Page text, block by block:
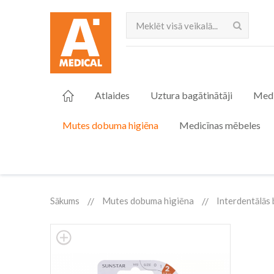
Meklēt
Atlaides Uztura bagātinātāji
Mutes dobuma higiēna Medicīnas mēbeles
Sākums Mutes dobuma higiēna Interdentālās
Skip
to